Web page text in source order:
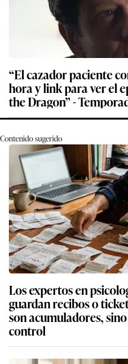
“El cazador paciente
hora y link para ver el
the Dragon” -
Contenido sugerido
Los expertos en
guardan recibos o
son acumuladores,
control